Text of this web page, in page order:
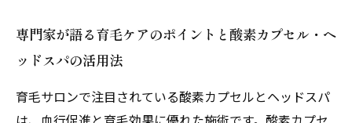
専門家が語る育毛ケアのポイントと酸素カプセル・ヘ
ッドスパの活用法
育毛サロンで注目されている酸素カプセルとヘッドスパ